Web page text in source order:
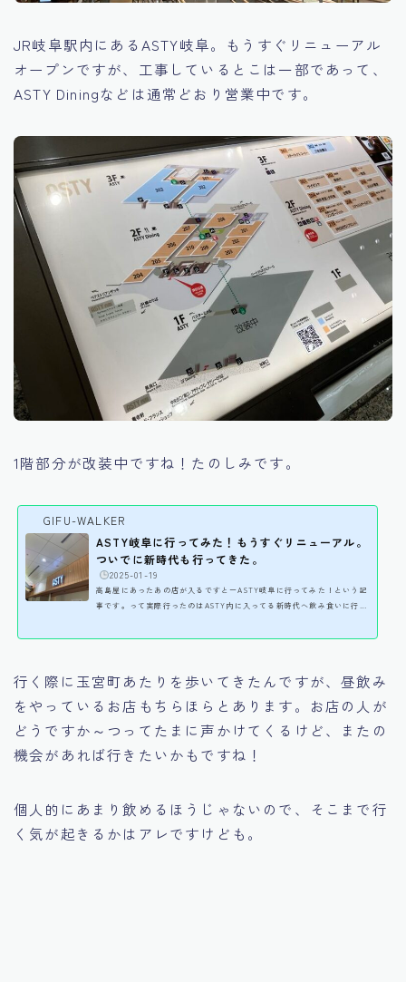
JR岐阜駅内にあるASTY岐阜。もうすぐリニューアル
オープンですが、工事しているとこは一部であって、
ASTY Diningなどは通常どおり営業中です。
1階部分が改装中ですね！たのしみです。
GIFU-WALKER
ASTY岐阜に行ってみた！もうすぐリニューアル。
ついでに新時代も行ってきた。
️2025-01-19
高島屋にあったあの店が入るですとーASTY岐阜に行ってみた！という記
事です。って実際行ったのはASTY内に入ってる新時代へ飲み食いに行っ
入りますね！12店舗。そのうち新規店舗が9店舗だそうです。恵那川上
行く際に玉宮町あたりを歩いてきたんですが、昼飲み
をやっているお店もちらほらとあります。お店の人が
どうですか～つってたまに声かけてくるけど、またの
機会があれば行きたいかもですね！
個人的にあまり飲めるほうじゃないので、そこまで行
く気が起きるかはアレですけども。